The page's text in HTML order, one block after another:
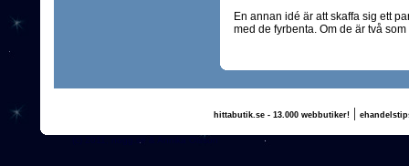
En annan idé är att skaffa sig ett
med de fyrbenta. Om de är två
hittabutik.se - 13.000 webbutiker!|
(c) 2011, nogg.se & Annika Olsson